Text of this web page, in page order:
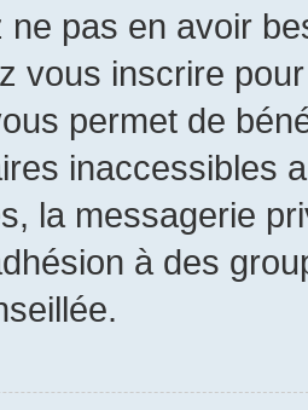
pas en avoir
vous inscrire
permet de
inaccessibles
la messagerie
à des